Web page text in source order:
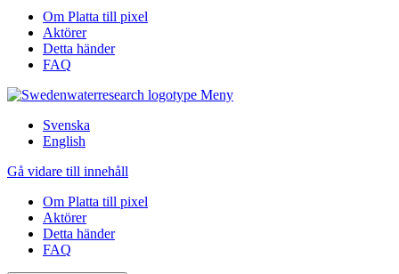
Om Platta till pixel
Aktörer
Detta händer
FAQ
Meny
Svenska
English
Gå vidare till innehåll
Om Platta till pixel
Aktörer
Detta händer
FAQ